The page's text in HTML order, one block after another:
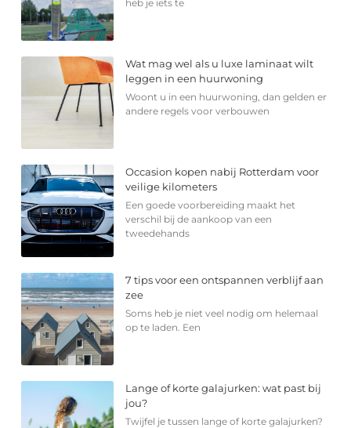
heb je iets te
Wat mag wel als u luxe laminaat wilt
leggen in een huurwoning
Woont u in een huurwoning, dan gelden er
andere regels voor verbouwen
Occasion kopen nabij Rotterdam voor
veilige kilometers
Een goede voorbereiding maakt het
verschil bij de aankoop van een
tweedehands
7 tips voor een ontspannen verblijf aan
zee
Soms heb je niet veel nodig om helemaal
op te laden. Een
Lange of korte galajurken: wat past bij
jou?
Twijfel je tussen lange of korte galajurken?